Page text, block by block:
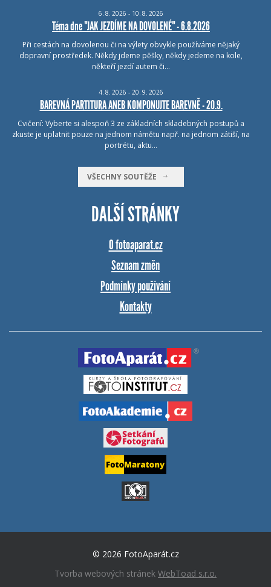
6. 8. 2026 - 10. 8. 2026
Téma dne "JAK JEZDÍME NA DOVOLENÉ" - 6.8.2026
Při cestách na dovolenou či na výlety obvykle používáme nějaký
dopravní prostředek. Někdy jdeme pěšky, někdy jedeme na kole,
někteří jezdí autem či…
4. 8. 2026 - 20. 9. 2026
BAREVNÁ PARTITURA ANEB KOMPONUJTE BAREVNĚ - 20.9.
Cvičení: Vyberte si alespoň 3 ze základních skladebných postupů a
zkuste je uplatnit pouze na jednom námětu např. na jednom zátiší, na
portrétu, aktu…
VŠECHNY SOUTĚŽE
DALŠÍ STRÁNKY
O fotoaparat.cz
Seznam změn
Podmínky používání
Kontakty
© 2026 FotoAparát.cz
Tvorba webových stránek WebToad s.r.o.